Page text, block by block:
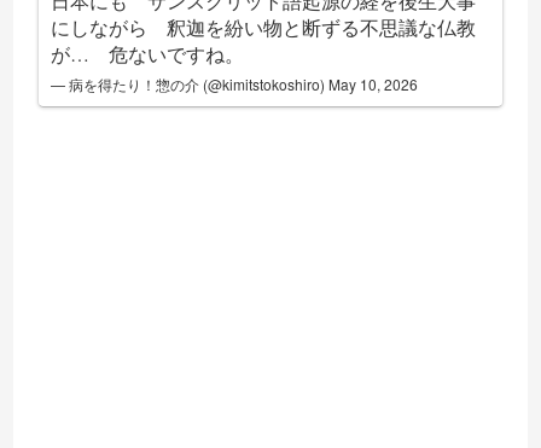
にしながら 釈迦を紛い物と断ずる不思議な仏教
が… 危ないですね。
— 病を得たり！惣の介 (@kimitstokoshiro) May 10, 2026